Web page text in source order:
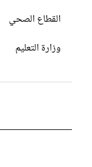
القطاع الصحي
وزارة التعليم